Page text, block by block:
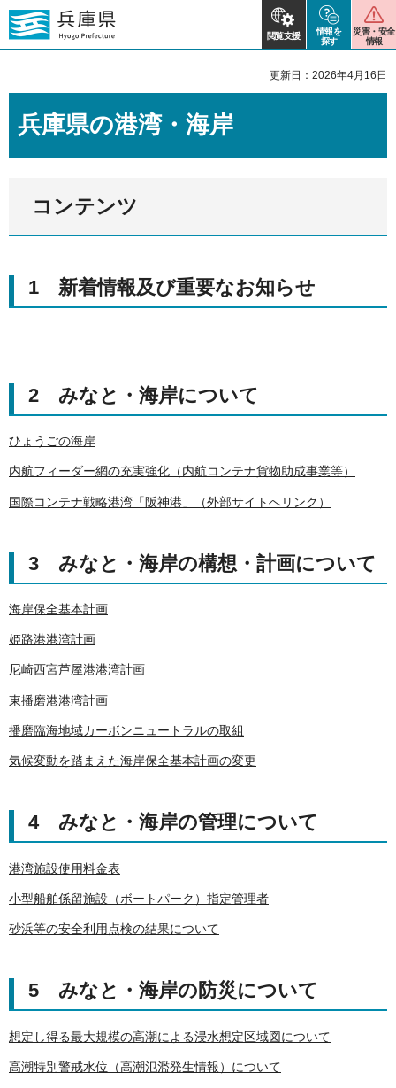
閲覧支援
情報を
探す
災害・安全
情報
更新日：2026年4月16日
兵庫県の港湾・海岸
コンテンツ
1 新着情報及び重要なお知らせ
2 みなと・海岸について
ひょうごの海岸
内航フィーダー網の充実強化（内航コンテナ貨物助成事業等）
国際コンテナ戦略港湾「阪神港」（外部サイトへリンク）
3 みなと・海岸の構想・計画について
海岸保全基本計画
姫路港港湾計画
尼崎西宮芦屋港港湾計画
東播磨港港湾計画
播磨臨海地域カーボンニュートラルの取組
気候変動を踏まえた海岸保全基本計画の変更
4 みなと・海岸の管理について
港湾施設使用料金表
小型船舶係留施設（ボートパーク）指定管理者
砂浜等の安全利用点検の結果について
5 みなと・海岸の防災について
想定し得る最大規模の高潮による浸水想定区域図について
高潮特別警戒水位（高潮氾濫発生情報）について